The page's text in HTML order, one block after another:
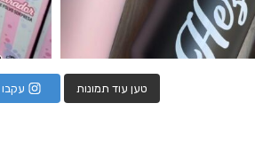
טען עוד תמונות עקבו